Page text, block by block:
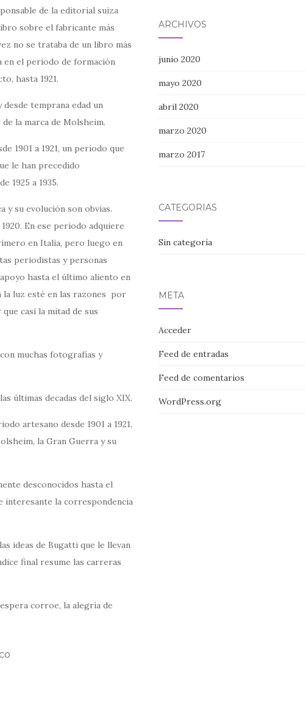
de la editorial suiza
sobre el fabricante más
no se trataba de un libro más
en el período de formación
hasta 1921.
temprana edad un
la marca de Molsheim.
1901 a 1921, un periodo que
le han precedido
1925 a 1935.
y su evolución son obvias.
En ese periodo adquiere
en Italia, pero luego en
periodistas y personas
hasta el último aliento en
la luz esté en las razones por
casi la mitad de sus
muchas fotografías y
últimas decadas del siglo XIX.
artesano desde 1901 a 1921,
la Gran Guerra y su
desconocidos hasta el
interesante la correspondencia
ideas de Bugatti que le llevan
final resume las carreras
corroe, la alegría de
ARCHIVOS
junio 2020
mayo 2020
abril 2020
marzo 2020
marzo 2017
CATEGORÍAS
Sin categoría
META
Acceder
Feed de entradas
Feed de comentarios
WordPress.org